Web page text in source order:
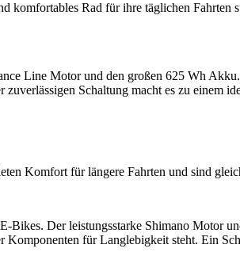
Rad für ihre täglichen Fahrten
Line Motor und den großen 625 Wh
Schaltung macht es zu einem
Komfort für längere Fahrten und sind
Der leistungsstarke Shimano Motor
für Langlebigkeit steht. Ein